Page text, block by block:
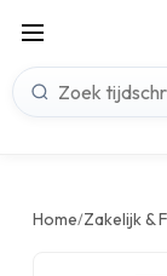
Home/Zakelijk &